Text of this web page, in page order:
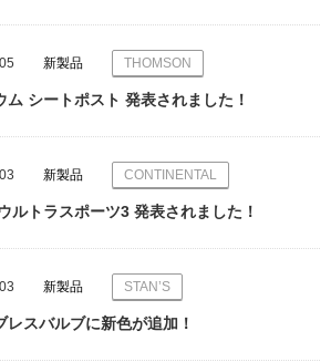
新製品 THOMSON
ム シートポスト 発表されました！
新製品 CONTINENTAL
ルトラスポーツ3 発表されました！
新製品 STAN’S
レスバルブに新色が追加！